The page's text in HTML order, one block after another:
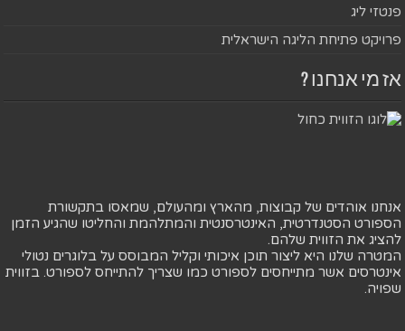
פנטזי ליג
פרויקט פתיחת הליגה הישראלית
אז מי אנחנו ?
אנחנו אוהדים של קבוצות, מהארץ ומהעולם, שמאסו בתקשורת
הספורט הסטנדרטית, האינטרסנטית והמתלהמת והחליטו שהגיע הזמן
להציג את הזווית שלהם.
המטרה שלנו היא ליצור תוכן איכותי וקליל המבוסס על בלוגרים נטולי
אינטרסים אשר מתייחסים לספורט כמו שצריך להתייחס לספורט. בזווית
שפויה.